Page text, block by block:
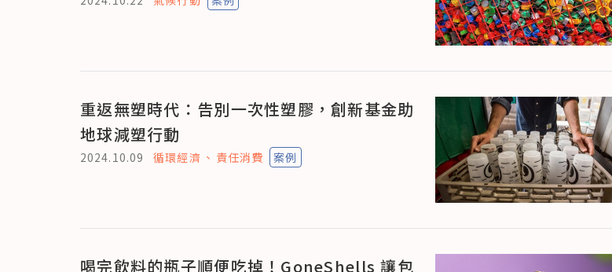
重返無塑時代：告別一次性塑膠，創新基金助
地球減塑行動
2024.10.09 循環經濟 責任消費 案例
喝完飲料的瓶子順便吃掉！GoneShells 讓包